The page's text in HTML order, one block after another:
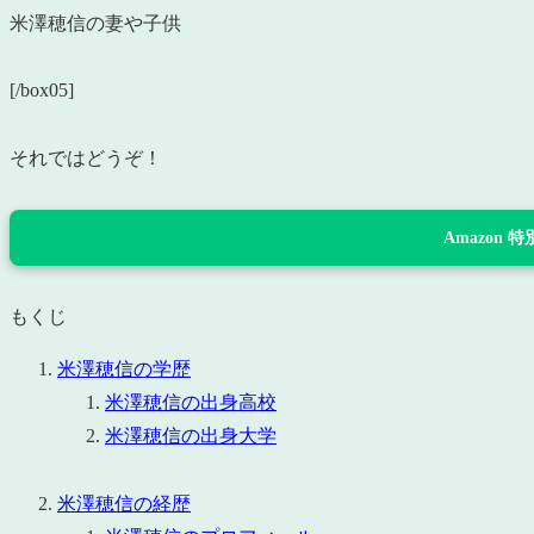
米澤穂信の妻や子供
[/box05]
それではどうぞ！
Amazon 特
もくじ
米澤穂信の学歴
米澤穂信の出身高校
米澤穂信の出身大学
米澤穂信の経歴